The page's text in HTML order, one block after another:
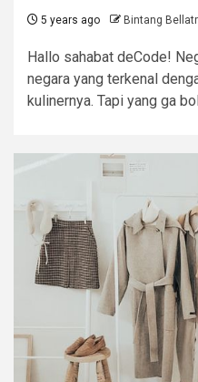
5 years ago Bintang
Hallo sahabat deCode!
negara yang terkenal
kulinernya. Tapi yang ga